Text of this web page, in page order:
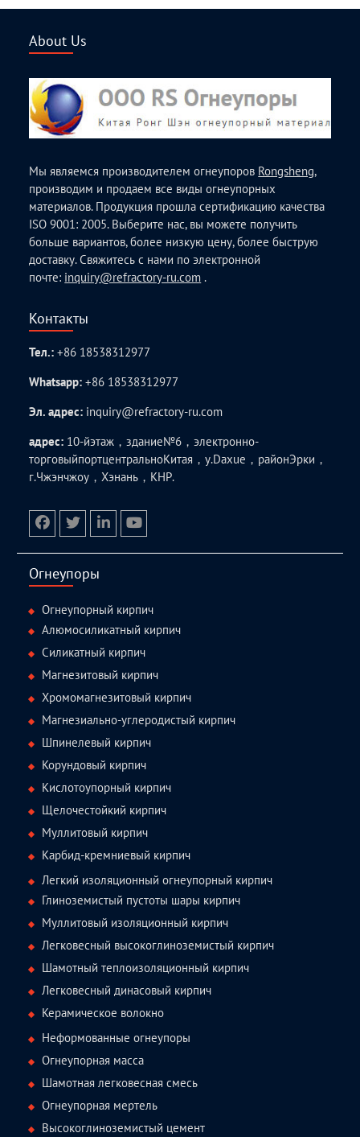
About Us
Мы являемся производителем огнеупоров Rongsheng,
производим и продаем все виды огнеупорных
материалов. Продукция прошла сертификацию качества
ISO 9001: 2005. Выберите нас, вы можете получить
больше вариантов, более низкую цену, более быструю
доставку. Свяжитесь с нами по электронной
почте: inquiry@refractory-ru.com .
Контакты
Тел.:+86 18538312977
Whatsapp:+86 18538312977
Эл. адрес: inquiry@refractory-ru.com
адрес: 10-йэтаж，здание№6，электронно-
торговыйпортцентральноКитая，у.Daxue，районЭрки，
г.Чжэнчжоу，Хэнань，КНР.
Огнеупоры
Огнеупорный кирпич
Алюмосиликатный кирпич
Силикатный кирпич
Магнезитовый кирпич
Хромомагнезитовый кирпич
Магнезиально-углеродистый кирпич
Шпинелевый кирпич
Корундовый кирпич
Кислотоупорный кирпич
Щелочестойкий кирпич
Муллитовый кирпич
Карбид-кремниевый кирпич
Легкий изоляционный огнеупорный кирпич
Глиноземистый пустоты шары кирпич
Муллитовый изоляционный кирпич
Легковесный высокоглиноземистый кирпич
Шамотный теплоизоляционный кирпич
Легковесный динасовый кирпич
Керамическое волокно
Неформованные огнеупоры
Огнеупорная масса
Шамотная легковесная смесь
Огнеупорная мертель
Высокоглиноземистый цемент